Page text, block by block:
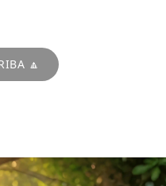
🔼